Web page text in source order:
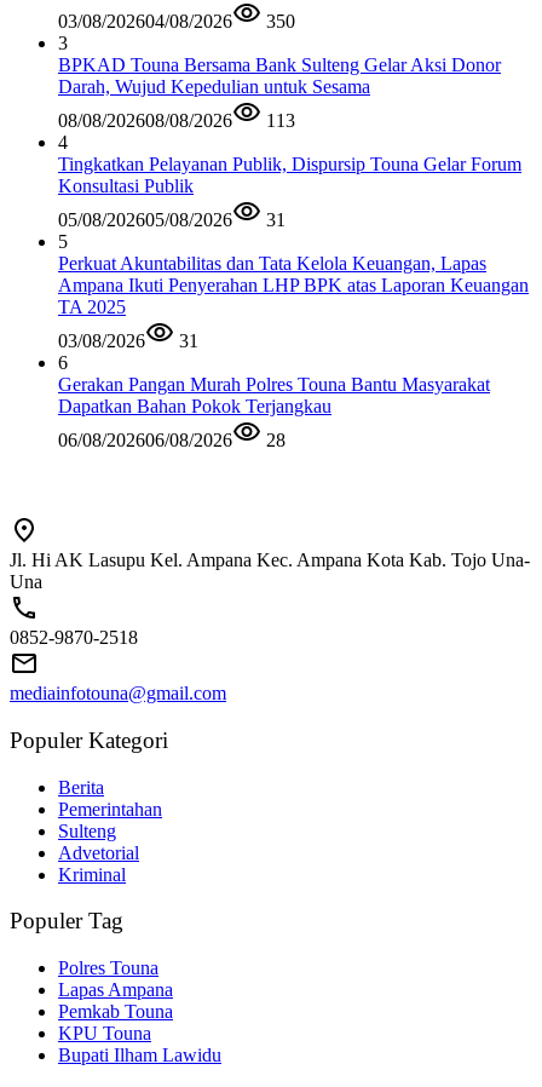
03/08/202604/08/2026
350
3
BPKAD Touna Bersama Bank Sulteng Gelar Aksi Donor
Darah, Wujud Kepedulian untuk Sesama
08/08/202608/08/2026
113
4
Tingkatkan Pelayanan Publik, Dispursip Touna Gelar Forum
Konsultasi Publik
05/08/202605/08/2026
31
5
Perkuat Akuntabilitas dan Tata Kelola Keuangan, Lapas
Ampana Ikuti Penyerahan LHP BPK atas Laporan Keuangan
TA 2025
03/08/2026
31
6
Gerakan Pangan Murah Polres Touna Bantu Masyarakat
Dapatkan Bahan Pokok Terjangkau
06/08/202606/08/2026 28
Jl. Hi AK Lasupu Kel. Ampana Kec. Ampana Kota Kab. Tojo Una-
Una
0852-9870-2518
mediainfotouna@gmail.com
Populer Kategori
Berita
Pemerintahan
Sulteng
Advetorial
Kriminal
Populer Tag
Polres Touna
Lapas Ampana
Pemkab Touna
KPU Touna
Bupati Ilham Lawidu